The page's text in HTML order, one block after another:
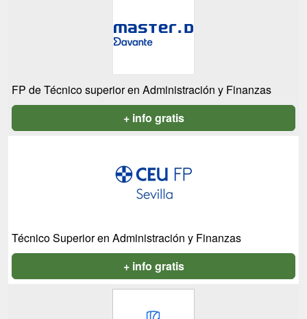
FP de Técnico superior en Administración y Finanzas
+ info gratis
Técnico Superior en Administración y Finanzas
+ info gratis